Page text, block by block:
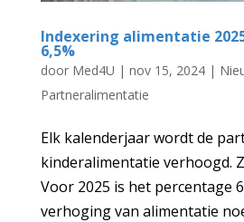
Indexering alimentatie
6,5%
door Med4U | nov 15, 2024|
Partneralimentatie
Elk kalenderjaar wordt de
kinderalimentatie verhoogd.
Voor 2025 is het percentage
verhoging van alimentatie